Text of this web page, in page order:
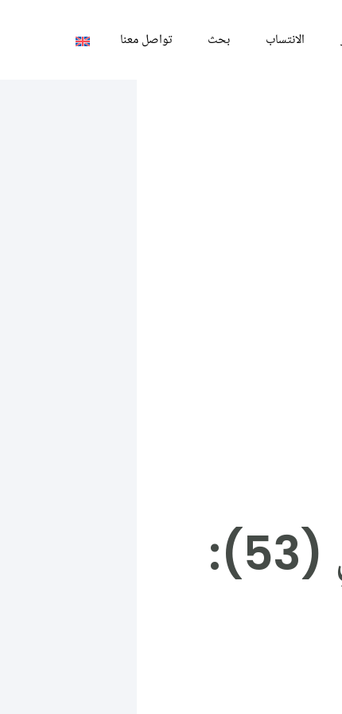
الانتساب بحث تواصل معنا
بودكاست تيار المستقبل السوري (53):